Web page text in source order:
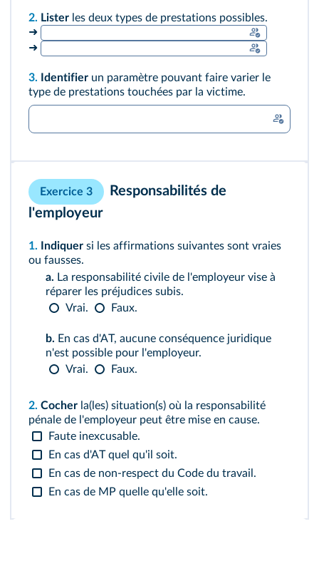
2. Lister les deux types de prestations possibles.
➜
➜
3. Identifier un paramètre pouvant faire varier le
type de prestations touchées par la victime.
Exercice 3
Responsabilités de
l'employeur
1. Indiquer si les affirmations suivantes sont vraies
ou fausses.
a. La responsabilité civile de l'employeur vise à
réparer les préjudices subis.
Vrai.
Faux.
b. En cas d'AT, aucune conséquence juridique
n'est possible pour l'employeur.
Vrai.
Faux.
2. Cocher la(les) situation(s) où la responsabilité
pénale de l'employeur peut être mise en cause.
Faute inexcusable.
En cas d'AT quel qu'il soit.
En cas de non‑respect du Code du travail.
En cas de MP quelle qu'elle soit.